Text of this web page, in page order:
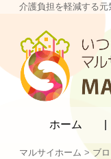
介護負担を軽減する
マルサ
ホーム
マルサイホーム >ブ